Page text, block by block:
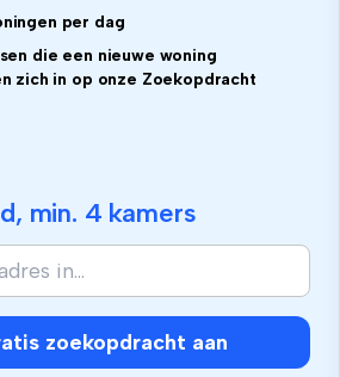
per dag
die een nieuwe woning
zich in op onze Zoekopdracht
min. 4 kamers
zoekopdracht aan